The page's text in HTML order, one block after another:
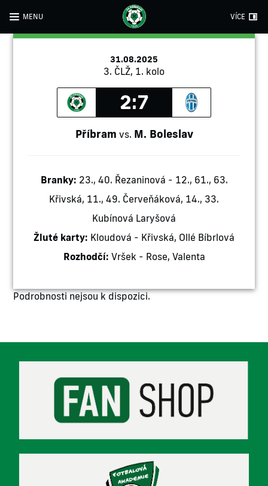
MENU VÍCE
31.08.2025
3. ČLŽ, 1. kolo
2:7
Příbram vs. M. Boleslav
Branky: 23., 40. Řezaninová - 12., 61., 63.
Křivská, 11., 49. Červeňáková, 14., 33.
Kubínová Laryšová
Žluté karty: Kloudová - Křivská, Ollé Bíbrlová
Rozhodčí: Vršek - Rose, Valenta
Podrobnosti nejsou k dispozici.